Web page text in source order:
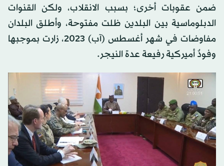
ضمن عقوبات أخرى؛ بسبب الانقلاب، ولكن القنوات
الدبلوماسية بين البلدين ظلت مفتوحة، وأطلق البلدان
مفاوضات في شهر أغسطس (آب) 2023، زارت بموجبها
وفودٌ أميركية رفيعة عدة النيجر.